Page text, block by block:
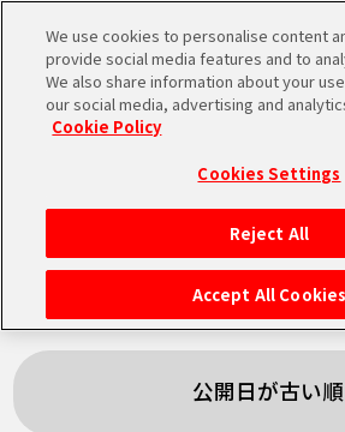
HOME
NEWS
「超戦士列伝
索結果
公開日が古い順
We use cookies to personalise content
provide social media features and to
We also share information about your
our social media, advertising and
Cookie Policy
Cookies Settings
Reject All
Accept All Cookies